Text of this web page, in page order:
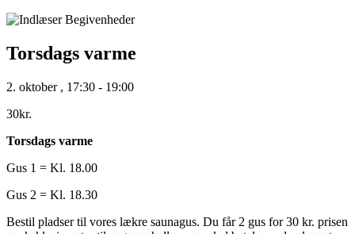
Torsdags varme
2. oktober , 17:30 - 19:00
30kr.
Torsdags varme
Gus 1 = Kl. 18.00
Gus 2 = Kl. 18.30
Bestil pladser til vores lækre saunagus. Du får 2 gus for 30 kr. prisen